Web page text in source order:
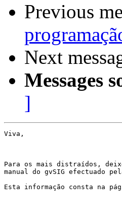
Previous
Next
Messages
]
Viva,
Para os mais distraídos,
manual do gvSIG efectuado
Esta informação consta na